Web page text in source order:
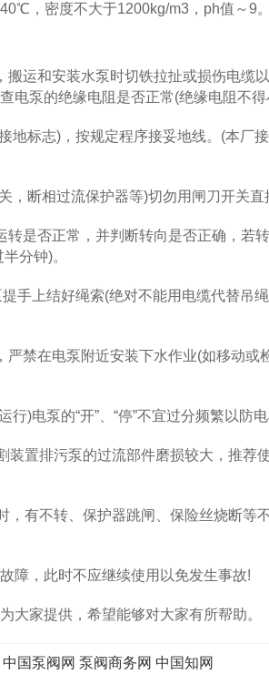
，密度不大于1200kg/m3，ph值～9。
运和安装水泵时切铁拉扯或损伤电缆
电泵的绝缘电阻是否正常(绝缘电阻不
标志)，按规定程序接妥地线。(本厂
断相过流保护器等)切勿用闸刀开关直
是否正常，并判断转向是否正确，若
分钟)。
上结好绳索(绝对不能用电缆代替吊
禁在电泵附近安装下水作业(如移动或
电泵的“开”、“停”不宜过分频繁以防
置排污泵的过流部件磨损较大，推荐
有不转、保护器跳闸、保险丝烧断等
，此时不应继续使用以免发生事故!
家提供，希望能够对大家有所帮助。
中国泵阀网 泵阀商务网 中国知网